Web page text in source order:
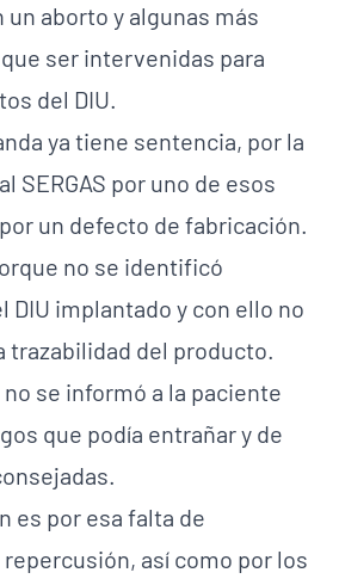
aborto y algunas más
ser intervenidas para
del DIU.
ya tiene sentencia, por la
SERGAS por uno de esos
un defecto de fabricación.
no se identificó
DIU implantado y con ello no
trazabilidad del producto.
se informó a la paciente
que podía entrañar y de
es por esa falta de
así como por los